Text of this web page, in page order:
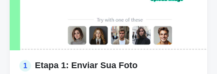
1 Etapa 1: Enviar Sua Foto